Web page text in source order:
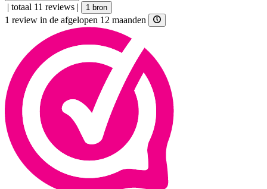
| totaal 11 reviews | 1 bron
1 review in de afgelopen 12 maanden